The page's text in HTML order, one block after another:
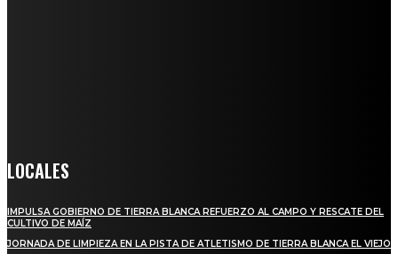
LOCALES
IMPULSA GOBIERNO DE TIERRA BLANCA REFUERZO AL CAMPO Y RESCATE DEL
CULTIVO DE MAÍZ
JORNADA DE LIMPIEZA EN LA PISTA DE ATLETISMO DE TIERRA BLANCA EL VIEJO